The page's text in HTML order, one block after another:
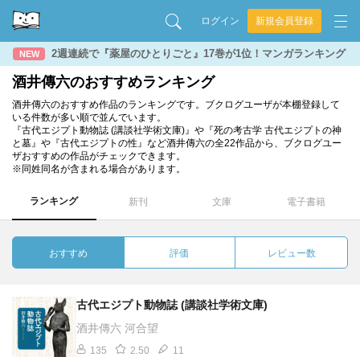
ログイン 新規会員登録
NEW 2週連続で『薬屋のひとりごと』17巻が1位！マンガランキング
酒井傳六のおすすめランキング
酒井傳六のおすすめ作品のランキングです。ブクログユーザが本棚登録して
いる件数が多い順で並んでいます。
『古代エジプト動物誌 (講談社学術文庫)』や『死の考古学 古代エジプトの神
と墓』や『古代エジプトの性』など酒井傳六の全22作品から、ブクログユー
ザおすすめの作品がチェックできます。
※同姓同名が含まれる場合があります。
ランキング 新刊 文庫 電子書籍
おすすめ 評価 レビュー数
古代エジプト動物誌 (講談社学術文庫)
酒井傳六 河合望
135 2.50 11